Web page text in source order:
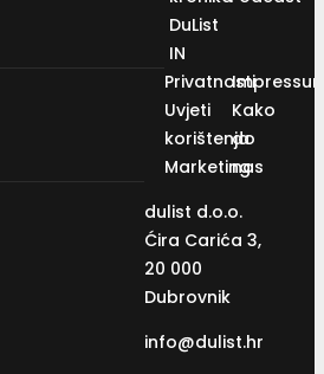
DuList
IN
Privatnosti
Uvjeti
korištenja
Marketing
Kako
do
nas
dulist d.o.o.
Ćira Carića 3,
20 000
Dubrovnik
info@dulist.hr